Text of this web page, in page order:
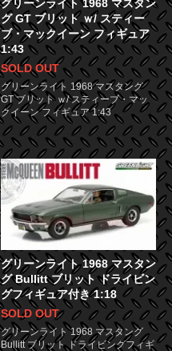
グリーンライト 1968 マスタン
グ GT ブリット ｗ/ スティー
ブ・マックイーン フィギュア
1:43
SOLD OUT
グリーンライト 1968 マスタング
GT ブリット ｗ/ スティーブ・マッ
クイーン フィギュア 1:43
グリーンライト 1968 マスタン
グ Bullitt ブリット ドライビン
グフィギュア付き 1:18
SOLD OUT
グリーンライト 1968 マスタング
Bullitt ブリット ドライビングフィギ